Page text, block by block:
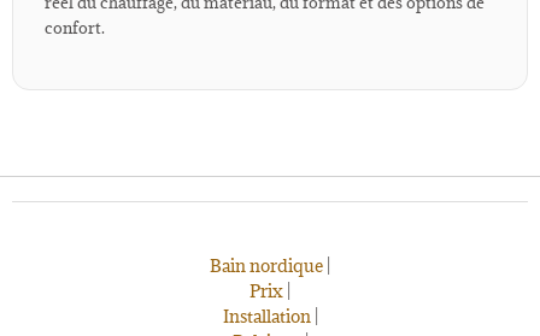
confort.
Bain nordique
Prix
Installation|